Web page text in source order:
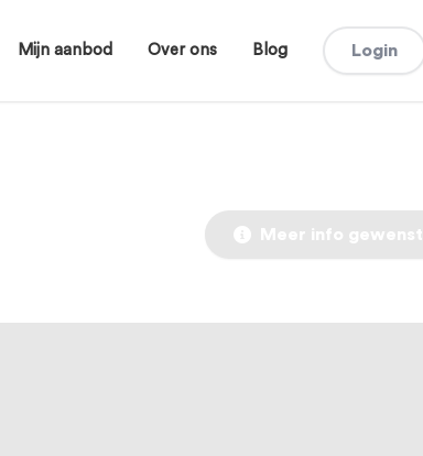
Mijn aanbod Over ons Blog Login
Meer info gewenst